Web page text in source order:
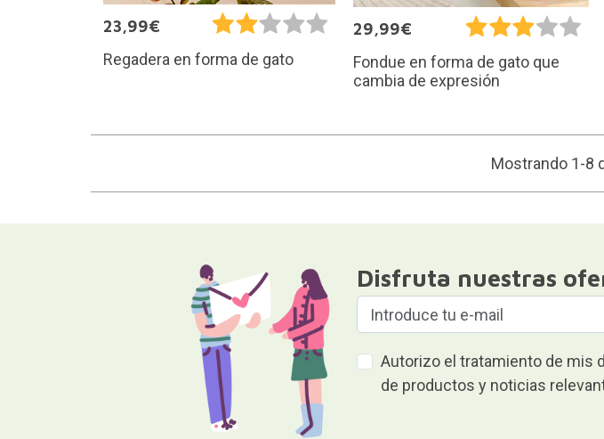
23,99€
Regadera en forma de gato
29,99€
Fondue en forma de gato que
cambia de expresión
Mostrando 1-8
Disfruta nuestras
Autorizo el tratamiento de mis
de productos y noticias